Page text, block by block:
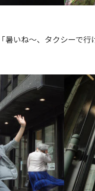
暑いね～、タクシーで